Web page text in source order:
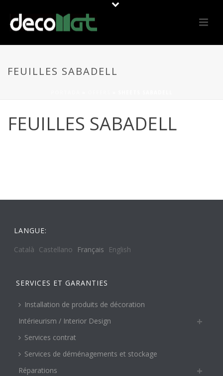
FEUILLES SABADELL
FEUILLES SABADELL
LANGUE:
Català Castellano Français English
SERVICES ET GARANTIES
Installation de produits de décoration
Intérieurism / Interior Design
Services contrat
Services de déménagements et stockage
Réparations